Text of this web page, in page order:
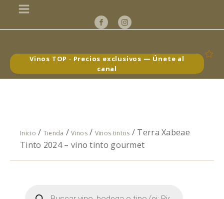
Vinos TOP · Precios exclusivos — Únete al
canal
Inicio / Tienda /Vinos/ Vinos tintos / Terra Xabeae
Tinto 2024 – vino tinto gourmet
Búsqueda